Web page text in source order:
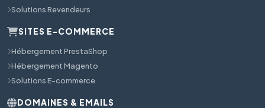
Solutions Revendeurs
SITES E-COMMERCE
Hébergement PrestaShop
Hébergement Magento
Solutions E-commerce
DOMAINES & EMAILS